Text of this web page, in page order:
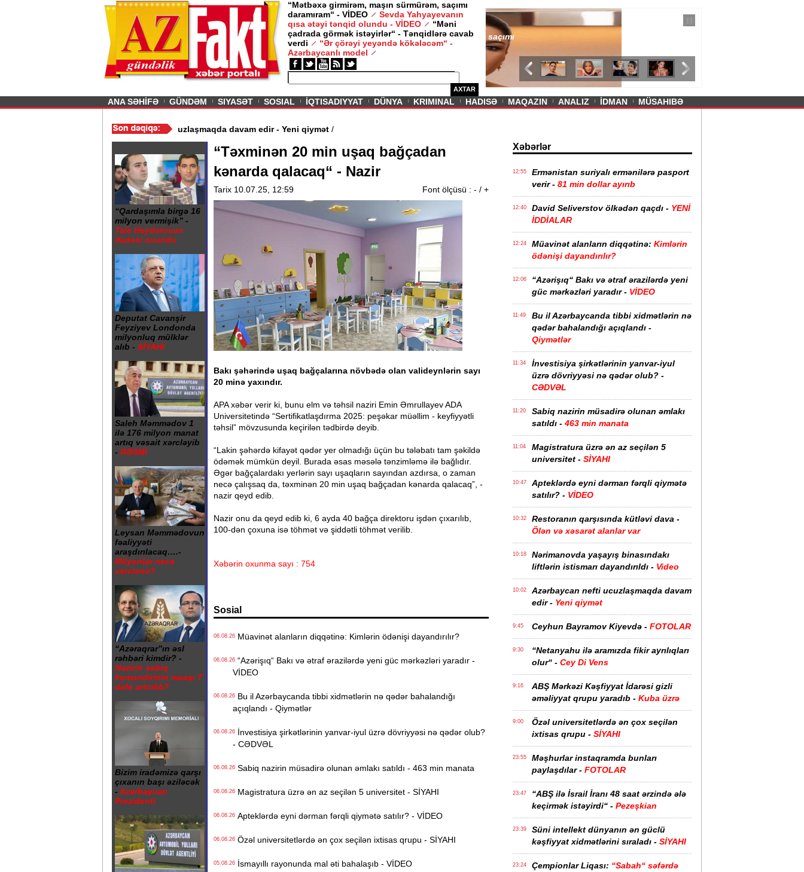
“Mətbəxə girmirəm, maşın sürmürəm, saçımı
daramıram“ - VİDEO
Sevda Yahyayevanın
qısa ətəyi tənqid olundu - VİDEO
“Məni
çadrada görmək istəyirlər“ - Tənqidlərə cavab
verdi
“Ər çörəyi yeyəndə kökələcəm“ -
Azərbaycanlı model
AXTAR
/ MAQAZIN /
— 11 İyul 2026
Sevda Yahyayevanın qısa ətəyi tənqid olundu -
VİDEO
Previous
ANA SƏHİFƏ GÜNDƏM SIYASƏT SOSIAL İQTISADIYYAT DÜNYA KRIMINAL HADISƏ MAQAZIN ANALIZ İDMAN MÜSAHIBƏ
dayandırıldı - Video/Azərbaycan nefti ucuzlaşmaqda davam edir - Yeni qiymət
“Qardaşımla birgə 16
milyon vermişik” -
Tale Heydərovun
ifadəsi oxundu
Deputat Cavanşir
Feyziyev Londonda
milyonluq mülklər
alıb - SİYAHI
Saleh Məmmədov 1
ilə 176 milyon manat
artıq vəsait xərcləyib
- RƏSMİ
Leysan Məmmədovun
fəaliyyəti
araşdırılacaq….-
Milyonlar necə
xərclənir?
“Azəraqrar”ın əsl
rəhbəri kimdir? -
Nazirin sabiq
komandirinin maaşı 7
dəfə artırılıb?
Bizim iradəmizə qarşı
çıxanın başı əziləcək
- Azərbaycan
Prezidenti
“Təxminən 20 min uşaq bağçadan
kənarda qalacaq“ - Nazir
Tarix 10.07.25, 12:59 Font ölçüsü : - / +
Bakı şəhərində uşaq bağçalarına növbədə olan valideynlərin sayı
20 minə yaxındır.
APA xəbər verir ki, bunu elm və təhsil naziri Emin Əmrullayev ADA
Universitetində “Sertifikatlaşdırma 2025: peşəkar müəllim - keyfiyyətli
təhsil” mövzusunda keçirilən tədbirdə deyib.
“Lakin şəhərdə kifayət qədər yer olmadığı üçün bu tələbatı tam şəkildə
ödəmək mümkün deyil. Burada əsas məsələ tənzimləmə ilə bağlıdır.
Əgər bağçalardakı yerlərin sayı uşaqların sayından azdırsa, o zaman
necə çalışsaq da, təxminən 20 min uşaq bağçadan kənarda qalacaq”, -
nazir qeyd edib.
Nazir onu da qeyd edib ki, 6 ayda 40 bağça direktoru işdən çıxarılıb,
100-dən çoxuna isə töhmət və şiddətli töhmət verilib.
Xəbərin oxunma sayı : 754
Sosial
06.08.26Müavinət alanların diqqətinə: Kimlərin ödənişi dayandırılır?
06.08.26“Azərişıq“ Bakı və ətraf ərazilərdə yeni güc mərkəzləri yaradır -
VİDEO
06.08.26Bu il Azərbaycanda tibbi xidmətlərin nə qədər bahalandığı
açıqlandı - Qiymətlər
06.08.26İnvestisiya şirkətlərinin yanvar-iyul üzrə dövriyyəsi nə qədər olub?
- CƏDVƏL
06.08.26Sabiq nazirin müsadirə olunan əmlakı satıldı - 463 min manata
06.08.26Magistratura üzrə ən az seçilən 5 universitet - SİYAHI
06.08.26Apteklərdə eyni dərman fərqli qiymətə satılır? - VİDEO
06.08.26Özəl universitetlərdə ən çox seçilən ixtisas qrupu - SİYAHI
05.08.26İsmayıllı rayonunda mal əti bahalaşıb - VİDEO
Xəbərlər
12:55
Ermənistan suriyalı ermənilərə pasport
verir - 81 min dollar ayırıb
12:40 David Seliverstov ölkədən qaçdı - YENİ
İDDİALAR
12:24 Müavinət alanların diqqətinə: Kimlərin
ödənişi dayandırılır?
12:06
“Azərişıq“ Bakı və ətraf ərazilərdə yeni
güc mərkəzləri yaradır - VİDEO
11:49
Bu il Azərbaycanda tibbi xidmətlərin nə
qədər bahalandığı açıqlandı -
Qiymətlər
11:34
İnvestisiya şirkətlərinin yanvar-iyul
üzrə dövriyyəsi nə qədər olub? -
CƏDVƏL
11:20
Sabiq nazirin müsadirə olunan əmlakı
satıldı - 463 min manata
11:04
Magistratura üzrə ən az seçilən 5
universitet - SİYAHI
10:47
Apteklərdə eyni dərman fərqli qiymətə
satılır? - VİDEO
10:32
Restoranın qarşısında kütləvi dava -
Ölən və xəsarət alanlar var
10:18
Nərimanovda yaşayış binasındakı
liftlərin istismarı dayandırıldı - Video
10:02
Azərbaycan nefti ucuzlaşmaqda davam
edir - Yeni qiymət
9:45 Ceyhun Bayramov Kiyevdə - FOTOLAR
9:30
“Netanyahu ilə aramızda fikir ayrılıqları
olur“ - Cey Di Vens
9:16
ABŞ Mərkəzi Kəşfiyyat İdarəsi gizli
əməliyyat qrupu yaradıb - Kuba üzrə
9:00
Özəl universitetlərdə ən çox seçilən
ixtisas qrupu - SİYAHI
23:55
Məşhurlar instaqramda bunları
paylaşdılar - FOTOLAR
23:47
“ABŞ ilə İsrail İranı 48 saat ərzində ələ
keçirmək istəyirdi“ - Pezeşkian
23:39
Süni intellekt dünyanın ən güclü
kəşfiyyat xidmətlərini sıraladı - SİYAHI
23:24 Çempionlar Liqası: “Sabah“ səfərdə